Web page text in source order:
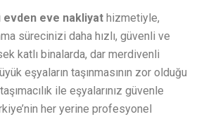
evden eve nakliyat hizmetiyle,
sürecinizi daha hızlı, güvenli ve
katlı binalarda, dar merdivenli
eşyaların taşınmasının zor olduğu
ile eşyalarınız güvenle
her yerine profesyonel